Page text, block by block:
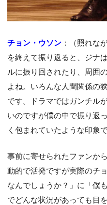
チョン・ウソン ：（照れな
を終えて振り返ると、ジナ
ルに振り回されたり、周囲
よね。いろんな人間関係の
です。ドラマではガンチル
いのですが僕の中で振り返
く包まれていたような印象で
事前に寄せられたファンか
動的で活発ですが実際のチ
なんでしょうか？」に「僕
でどんな状況があっても目